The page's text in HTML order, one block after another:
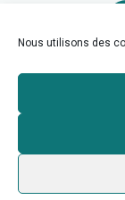
Nous utilisons des
© 2026 Ville de Billy